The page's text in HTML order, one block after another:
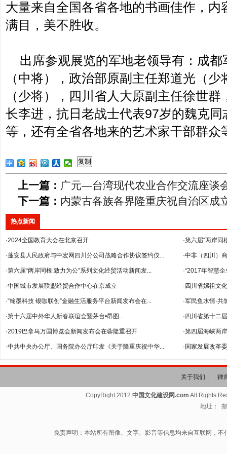
大量来自全国各省各地的书画佳作，内
满目，美不胜收。
出席参观展览的军地老领导有：成都
（中将），政治部原副主任郑道光（
（少将），四川省人大原副主任徐世
长李进，抗日老战士代表97岁的魏克
等，还有全省各地来的艺术家干部群众
复制
上一篇： 广元—台湾现代农业合作交流座谈
下一篇： 内蒙古各族各界隆重庆祝自治区成
热点新闻
·2024全国教育大会在北京召开 ·第六届“两岸
·蓬安县人民政府与中宏网四川分公司战略合作协议签约仪... ·中非（四川）
--暨2018年...
·第六届“两岸同根.致力为公”系列文化经贸活动新闻发... ·“2017年智慧
·中国城市发展联盟经贸合作中心在京成立 ·四川省嫘祖文
·“翰墨科技 银咖联创”金融生活服务平台新闻发布会在... ·军民鱼水情·共
·第十六届中外华人新春联谊会暨茅台•昂图... ·四川省第十二
·2019巴拿马万国博览会新闻发布会在蓉隆重召开 ·第四届海峡两
·中共中央办公厅、国务院办公厅印发《关于隆重庆祝中华... ·国家发展改革
关于我们 律
CopyRight 2012中国文化建设网.com All Rights
地址：
免责声明：本站所有图像、文字、影音等信息均来自互联网，